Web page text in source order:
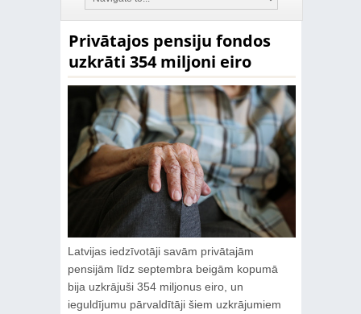
Privātajos pensiju fondos
uzkrāti 354 miljoni eiro
Latvijas iedzīvotāji savām privātajām
pensijām līdz septembra beigām kopumā
bija uzkrājuši 354 miljonus eiro, un
ieguldījumu pārvaldītāji šiem uzkrājumiem